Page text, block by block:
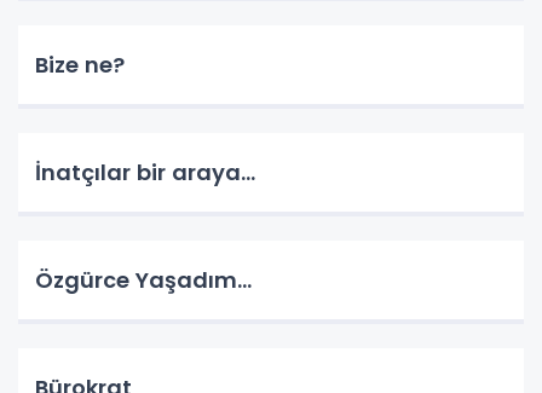
Bize ne?
İnatçılar bir araya…
Özgürce Yaşadım…